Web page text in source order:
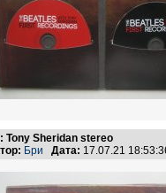
Tony Sheridan stereo
Бри Дата: 17.07.21